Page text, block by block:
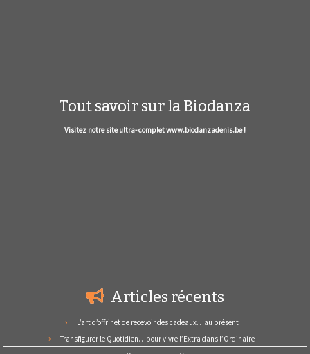
Tout savoir sur la Biodanza
Visitez notre site ultra- complet www.biodanzadenis.be !
Articles récents
L’art d’offrir et de recevoir des cadeaux…au présent
Transfigurer le Quotidien…pour vivre l’Extra dans l’Ordinaire